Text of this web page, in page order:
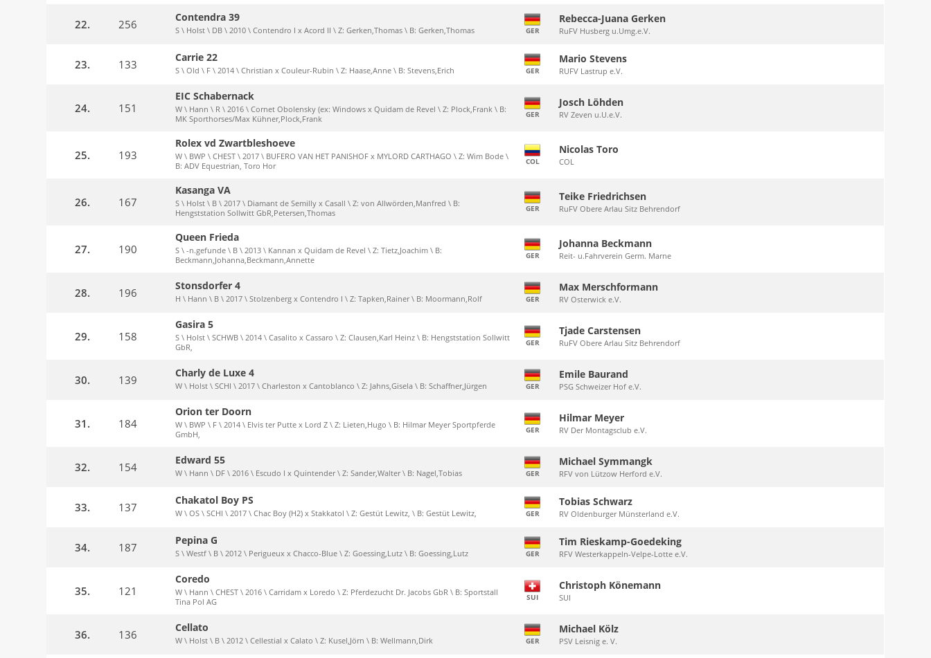
22. 256
Contendra 39
S \ Holst \ DB \ 2010 \ Contendro I x Acord II \ Z: Gerken,Thomas \ B: Gerken,Thomas GER
Rebecca-Juana Gerken
RuFV Husberg u.Umg.e.V.
23. 133
Carrie 22
S \ Old \ F \ 2014 \ Christian x Couleur-Rubin \ Z: Haase,Anne \ B: Stevens,Erich GER
Mario Stevens
RUFV Lastrup e.V.
24. 151
EIC Schabernack
W \ Hann \ R \ 2016 \ Cornet Obolensky (ex: Windows x Quidam de Revel \ Z: Plock,Frank \ B:
MK Sporthorses/Max Kühner,Plock,Frank
GER
Josch Löhden
RV Zeven u.U.e.V.
25. 193
Rolex vd Zwartbleshoeve
W \ BWP \ CHEST \ 2017 \ BUFERO VAN HET PANISHOF x MYLORD CARTHAGO \ Z: Wim Bode \
B: ADV Equestrian, Toro Hor
COL
Nicolas Toro
COL
26. 167
Kasanga VA
S \ Holst \ B \ 2017 \ Diamant de Semilly x Casall \ Z: von Allwörden,Manfred \ B:
Hengststation Sollwitt GbR,Petersen,Thomas
GER
Teike Friedrichsen
RuFV Obere Arlau Sitz Behrendorf
27. 190
Queen Frieda
S \ -n.gefunde \ B \ 2013 \ Kannan x Quidam de Revel \ Z: Tietz,Joachim \ B:
Beckmann,Johanna,Beckmann,Annette
GER
Johanna Beckmann
Reit- u.Fahrverein Germ. Marne
28. 196
Stonsdorfer 4
H \ Hann \ B \ 2017 \ Stolzenberg x Contendro I \ Z: Tapken,Rainer \ B: Moormann,Rolf GER
Max Merschformann
RV Osterwick e.V.
29. 158
Gasira 5
S \ Holst \ SCHWB \ 2014 \ Casalito x Cassaro \ Z: Clausen,Karl Heinz \ B: Hengststation Sollwitt
GbR,
GER
Tjade Carstensen
RuFV Obere Arlau Sitz Behrendorf
30. 139
Charly de Luxe 4
W \ Holst \ SCHI \ 2017 \ Charleston x Cantoblanco \ Z: Jahns,Gisela \ B: Schaffner,Jürgen GER
Emile Baurand
PSG Schweizer Hof e.V.
31. 184
Orion ter Doorn
W \ BWP \ F \ 2014 \ Elvis ter Putte x Lord Z \ Z: Lieten,Hugo \ B: Hilmar Meyer Sportpferde
GmbH,
GER
Hilmar Meyer
RV Der Montagsclub e.V.
32. 154
Edward 55
W \ Hann \ DF \ 2016 \ Escudo I x Quintender \ Z: Sander,Walter \ B: Nagel,Tobias GER
Michael Symmangk
RFV von Lützow Herford e.V.
33. 137
Chakatol Boy PS
W \ OS \ SCHI \ 2017 \ Chac Boy (H2) x Stakkatol \ Z: Gestüt Lewitz, \ B: Gestüt Lewitz, GER
Tobias Schwarz
RV Oldenburger Münsterland e.V.
34. 187
Pepina G
S \ Westf \ B \ 2012 \ Perigueux x Chacco-Blue \ Z: Goessing,Lutz \ B: Goessing,Lutz GER
Tim Rieskamp-Goedeking
RFV Westerkappeln-Velpe-Lotte e.V.
35. 121
Coredo
W \ Hann \ CHEST \ 2016 \ Carridam x Loredo \ Z: Pferdezucht Dr. Jacobs GbR \ B: Sportstall
Tina Pol AG
SUI
Christoph Könemann
SUI
36. 136
Cellato
W \ Holst \ B \ 2012 \ Cellestial x Calato \ Z: Kusel,Jörn \ B: Wellmann,Dirk GER
Michael Kölz
PSV Leisnig e. V.